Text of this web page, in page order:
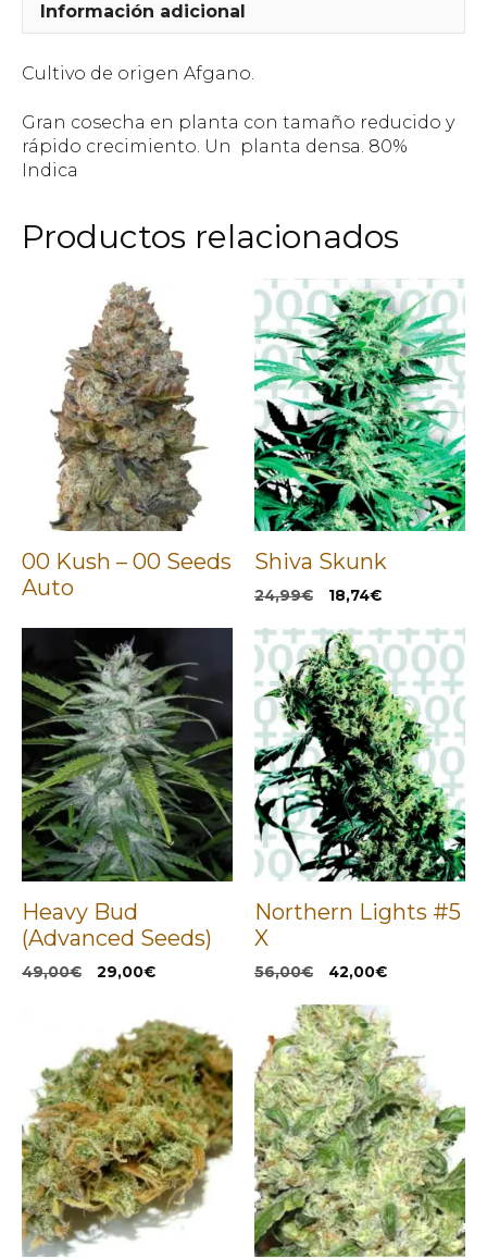
Información adicional
Cultivo de origen Afgano.
Gran cosecha en planta con tamaño reducido y
rápido crecimiento. Un planta densa. 80%
Indica
Productos relacionados
00 Kush – 00 Seeds
Auto
Shiva Skunk
24,99€
El
original
era:
24,99€.
18,74€El
actual
es:
18,74€.
Heavy Bud
(Advanced Seeds)
49,00€
El
era:
49,00€.
29,00€El
es:
29,00€.
Northern Lights #5
X
56,00€
El
original
era:
56,00€.
42,00€El
actual
es:
42,00€.